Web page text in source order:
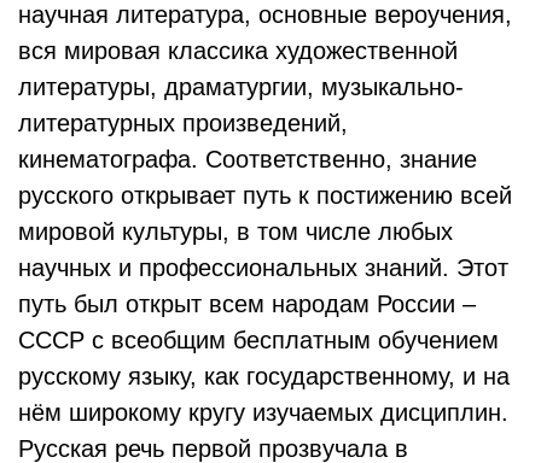
научная литература, основные вероучения,
вся мировая классика художественной
литературы, драматургии, музыкально-
литературных произведений,
кинематографа. Соответственно, знание
русского открывает путь к постижению всей
мировой культуры, в том числе любых
научных и профессиональных знаний. Этот
путь был открыт всем народам России –
СССР с всеобщим бесплатным обучением
русскому языку, как государственному, и на
нём широкому кругу изучаемых дисциплин.
Русская речь первой прозвучала в